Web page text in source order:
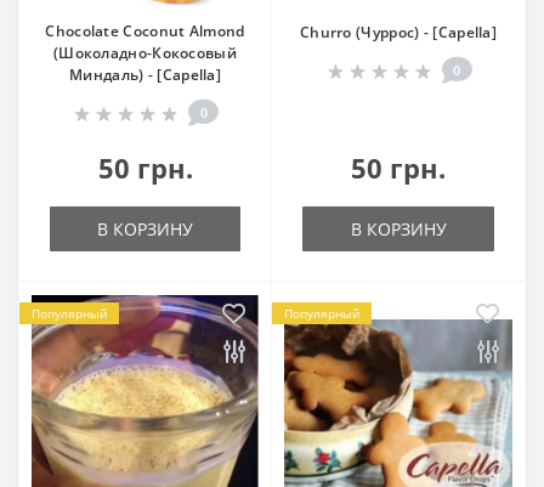
Chocolate Coconut Almond
(Шоколадно-Кокосовый
Миндаль) - [Capella]
0
50 грн.
В КОРЗИНУ
Churro (Чуррос) - [Capella]
0
50 грн.
В КОРЗИНУ
Популярный Популярный